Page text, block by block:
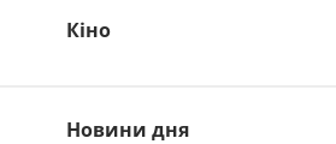
Кіно
Новини дня